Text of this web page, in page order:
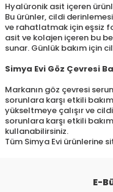
Hyalüronik asit içeren
Bu ürünler, cildi
ve rahatlatmak için eşsiz
asit ve kolajen içeren bu
sunar. Günlük bakım için
Simya Evi Göz Çevresi
Markanın göz çevresi
sorunlara karşı etkili
yükseltmeye çalışır ve
sorunlara karşı etkili
kullanabilirsiniz.
Tüm Simya Evi ürünlerine
E-